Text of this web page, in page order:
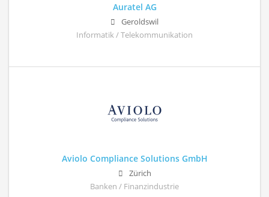
Auratel AG
Geroldswil
Informatik / Telekommunikation
Aviolo Compliance Solutions GmbH
Zürich
Banken / Finanzindustrie